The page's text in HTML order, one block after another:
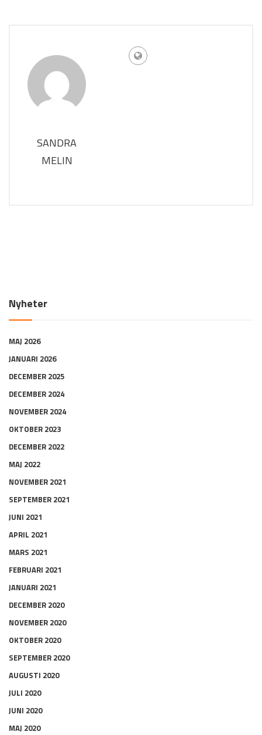
SANDRA
MELIN
Nyheter
MAJ 2026
JANUARI 2026
DECEMBER 2025
DECEMBER 2024
NOVEMBER 2024
OKTOBER 2023
DECEMBER 2022
MAJ 2022
NOVEMBER 2021
SEPTEMBER 2021
JUNI 2021
APRIL 2021
MARS 2021
FEBRUARI 2021
JANUARI 2021
DECEMBER 2020
NOVEMBER 2020
OKTOBER 2020
SEPTEMBER 2020
AUGUSTI 2020
JULI 2020
JUNI 2020
MAJ 2020